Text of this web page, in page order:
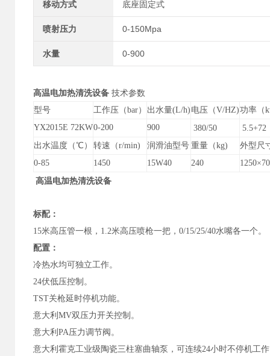
移动方式 底座固定式
喷射压力 0-150Mpa
水量 0-900
高温电加热清洗设备 技术参数
型号 工作压（bar） 出水量(L/h) 电压（V/HZ)功率（
YX2015E 72KW0-200 900 380/50
5.5+72
出水温度（℃）
转速（r/min) 润滑油型号 重量（kg)
外型尺
0-85
1450 15W40 240 1250×
高温电加热清洗设备
标配：
15米高压管一根，1.2米高压喷枪一把，0/15/25/40水嘴各一个。
配置：
冷热水均可独立工作。
24伏低压控制。
TST关枪延时停机功能。
意大利MV双压力开关控制。
意大利PA压力调节阀。
意大利霍克工业级陶瓷三柱塞曲轴泵，可连续24小时不停机工